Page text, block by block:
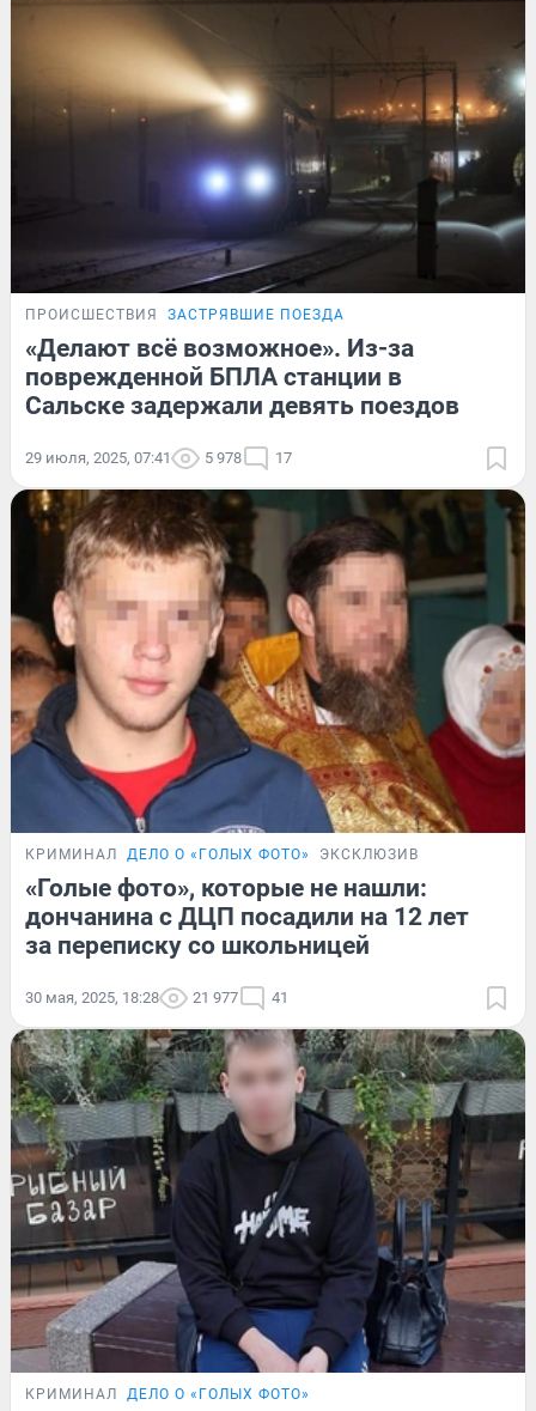
ПРОИСШЕСТВИЯ ЗАСТРЯВШИЕ ПОЕЗДА
«Делают всё возможное». Из-за
поврежденной БПЛА станции в
Сальске задержали девять поездов
29 июля, 2025, 07:41 5 978 17
КРИМИНАЛ ДЕЛО О «ГОЛЫХ ФОТО» ЭКСКЛЮЗИВ
«Голые фото», которые не нашли:
дончанина с ДЦП посадили на 12 лет
за переписку со школьницей
30 мая, 2025, 18:28 21 977 41
КРИМИНАЛ ДЕЛО О «ГОЛЫХ ФОТО»